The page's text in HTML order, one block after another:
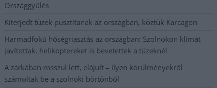
Országgyűlés
Kiterjedt tüzek pusztítanak az országban, köztük Karcagon
Harmadfokú hőségriasztás az országban: Szolnokon klímát
javítottak, helikoptereket is bevetettek a tüzeknél
A zárkában rosszul lett, elájult – ilyen körülményekről
számoltak be a szolnoki börtönből